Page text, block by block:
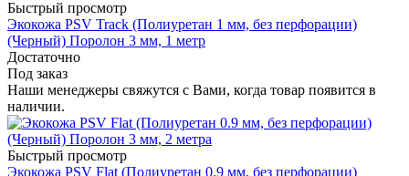
Быстрый просмотр
Экокожа PSV Track (Полиуретан 1 мм, без перфорации)
(Черный) Поролон 3 мм, 1 метр
Достаточно
Под заказ
Наши менеджеры свяжутся с Вами, когда товар появится в
наличии.
Быстрый просмотр
Экокожа PSV Flat (Полиуретан 0.9 мм, без перфорации)